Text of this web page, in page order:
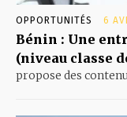
OPPORTUNITÉS 6
Bénin : Une
(niveau classe
propose des